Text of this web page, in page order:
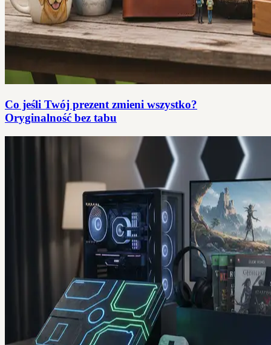
Co jeśli Twój prezent zmieni wszystko?
Oryginalność bez tabu